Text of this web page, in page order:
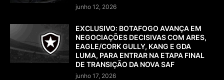
junho 12, 2026
EXCLUSIVO: BOTAFOGO AVANÇA EM
NEGOCIAÇÕES DECISIVAS COM ARES,
EAGLE/CORK GULLY, KANG E GDA
LUMA, PARA ENTRAR NA ETAPA FINAL
DE TRANSIÇÃO DA NOVA SAF
junho 17, 2026